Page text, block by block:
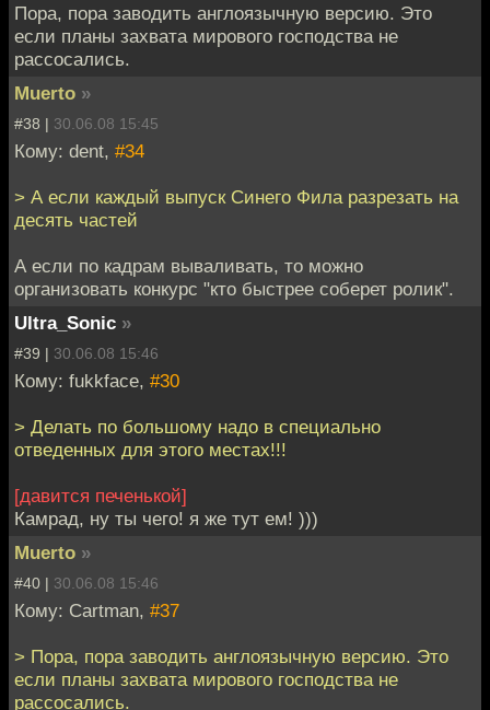
Пора, пора заводить англоязычную версию. Это
если планы захвата мирового господства не
рассосались.
Muerto »
#38 | 30.06.08 15:45
Кому: dent, #34
> А если каждый выпуск Синего Фила разрезать на
десять частей
А если по кадрам вываливать, то можно
организовать конкурс "кто быстрее соберет ролик".
Ultra_Sonic »
#39 | 30.06.08 15:46
Кому: fukkface, #30
> Делать по большому надо в специально
отведенных для этого местах!!!
[давится печенькой]
Камрад, ну ты чего! я же тут ем! )))
Muerto »
#40 | 30.06.08 15:46
Кому: Cartman, #37
> Пора, пора заводить англоязычную версию. Это
если планы захвата мирового господства не
рассосались.